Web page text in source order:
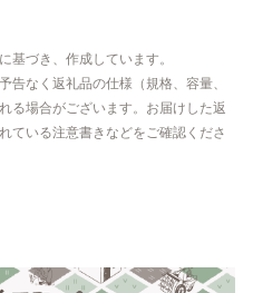
基づき、作成しています。
告なく返礼品の仕様（規格、容量、
る場合がございます。お届けした返
ている注意書きなどをご確認くださ